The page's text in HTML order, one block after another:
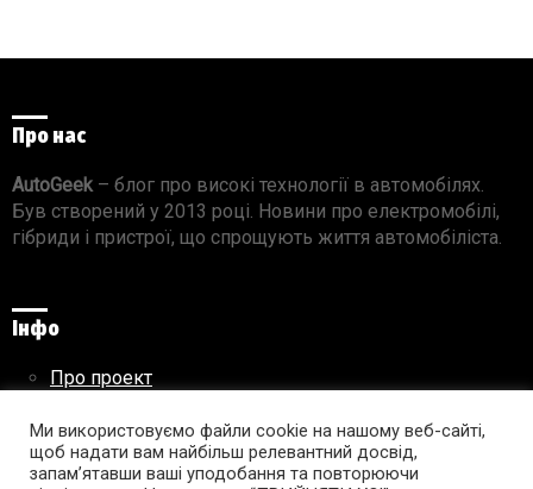
Про нас
AutoGeek– блог про високі технології в автомобілях.
Був створений у 2013 році. Новини про електромобілі,
гібриди і пристрої, що спрощують життя автомобіліста.
Інфо
Про проект
Правила використання матеріалів
Ми використовуємо файли cookie на нашому веб-сайті,
щоб надати вам найбільш релевантний досвід,
запам’ятавши ваші уподобання та повторюючи